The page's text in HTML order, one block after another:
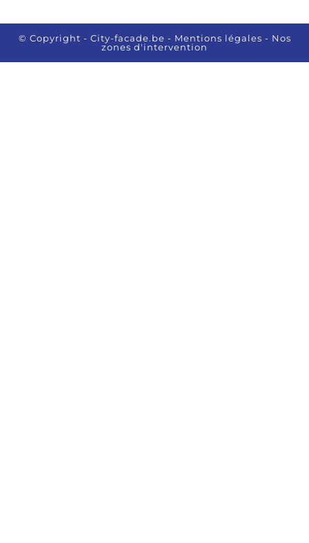
© Copyright - City-facade.be - Mentions légales - Nos
zones d'intervention